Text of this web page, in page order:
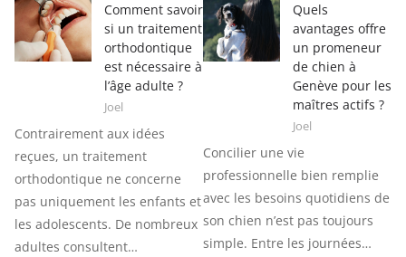
Comment savoir
si un traitement
orthodontique
est nécessaire à
l’âge adulte ?
Joel
Contrairement aux idées
reçues, un traitement
orthodontique ne concerne
pas uniquement les enfants et
les adolescents. De nombreux
adultes consultent…
Quels
avantages offre
un promeneur
de chien à
Genève pour les
maîtres actifs ?
Joel
Concilier une vie
professionnelle bien remplie
avec les besoins quotidiens de
son chien n’est pas toujours
simple. Entre les journées…